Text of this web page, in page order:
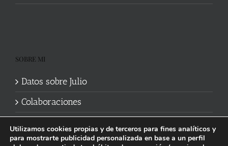
SOBRE MI
Datos sobre Julio
Colaboraciones
Utilizamos cookies propias y de terceros para fines analíticos y
para mostrarte publicidad personalizada en base a un perfil